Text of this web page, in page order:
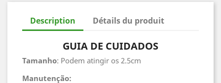
Description Détails du produit
GUIA DE CUIDADOS
Tamanho: Podem atingir os 2.5cm
Manutenção: